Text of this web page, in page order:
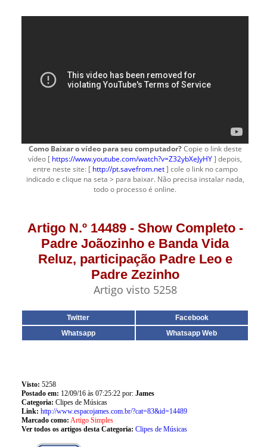
Como Baixar o vídeo para seu computador?Copie o link deste
vídeo [ https://www.youtube.com/watch?v=Z32ybXeJyHY] depois,
entre neste site: [ http://pt.savefrom.net] cole o link no campo
indicado e clique na seta > para baixar. Não precisa instalar nada,
todo o processo é online.
Artigo N.º 14489 - Show Completo -
Padre Joãozinho e Banda Vida
Reluz, participação Padre Leo e
Padre Zezinho
Artigo visto 5258
Twitter
Facebook
Whatsapp
Whatsapp Web
Visto: 5258
Postado em: 12/09/16 às 07:25:22 por: James
Categoria: Clipes de Músicas
Link: http://www.espacojames.com.br/?cat=83&id=14489
Marcado como: Artigo Simples
Ver todos os artigos desta Categoria: Clipes de Músicas